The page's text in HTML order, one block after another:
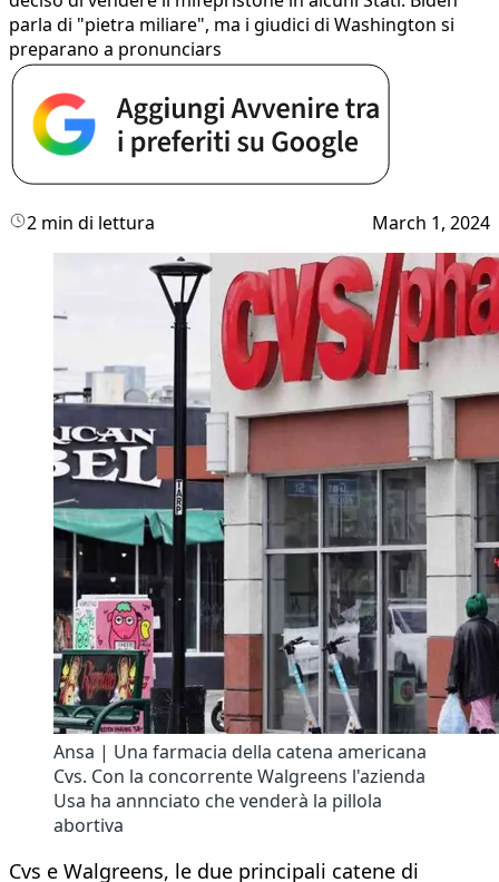
parla di "pietra miliare", ma i giudici di Washington si
preparano a pronunciars
2 min di lettura March 1, 2024
Ansa | Una farmacia della catena americana
Cvs. Con la concorrente Walgreens l'azienda
Usa ha annnciato che venderà la pillola
abortiva
Cvs e Walgreens, le due principali catene di